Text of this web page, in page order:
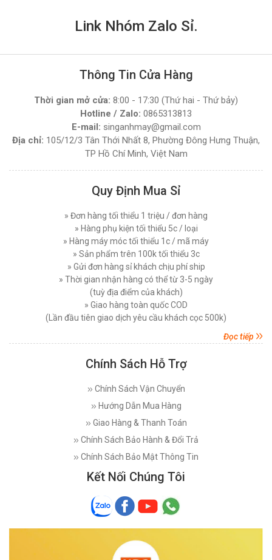
Link Nhóm Zalo Sỉ.
Thông Tin Cửa Hàng
Thời gian mở cửa: 8:00 - 17:30 (Thứ hai - Thứ bảy)
Hotline / Zalo: 0865313813
E-mail: singanhmay@gmail.com
Địa chỉ: 105/12/3 Tân Thới Nhất 8, Phường Đông Hưng Thuận,
TP Hồ Chí Minh, Việt Nam
Chính Sách Hỗ Trợ
Chính Sách Vận Chuyển
Hướng Dẫn Mua Hàng
Giao Hàng & Thanh Toán
Chính Sách Bảo Hành & Đổi Trả
Chính Sách Bảo Mật Thông Tin
Quy Định Mua Sỉ
» Đơn hàng tối thiểu 1 triệu / đơn hàng
» Hàng phụ kiện tối thiểu 5c / loại
» Hàng máy móc tối thiểu 1c / mã máy
» Sản phẩm trên 100k tối thiểu 3c
» Gửi đơn hàng sỉ khách chịu phí ship
» Thời gian nhận hàng có thể từ 3-5 ngày
(tuỳ địa điểm của khách)
» Giao hàng toàn quốc COD
(Lần đầu tiên giao dịch yêu cầu khách cọc 500k)
Đọc tiếp
Kết Nối Chúng Tôi